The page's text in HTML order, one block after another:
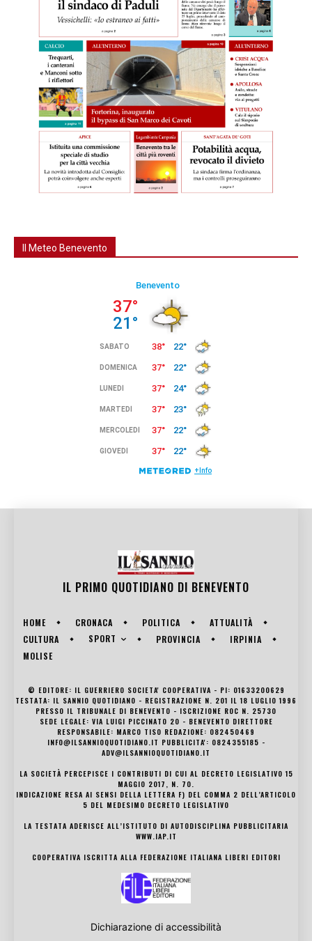
Il Meteo Benevento
IL PRIMO QUOTIDIANO DI BENEVENTO
HOME CRONACA POLITICA
ATTUALITÀ
CULTURA
SPORT PROVINCIA
IRPINIA
MOLISE
© EDITORE: IL GUERRIERO SOCIETA' COOPERATIVA - PI: 01633200629
TESTATA: IL SANNIO QUOTIDIANO - REGISTRAZIONE N. 201 IL 18 LUGLIO 1996
PRESSO IL TRIBUNALE DI BENEVENTO - ISCRIZIONE ROC N. 25730
SEDE LEGALE: VIA LUIGI PICCINATO 20 - BENEVENTO DIRETTORE
RESPONSABILE: MARCO TISO REDAZIONE: 082450469
INFO@ILSANNIOQUOTIDIANO.IT PUBBLICITA': 0824355185 -
ADV@ILSANNIOQUOTIDIANO.IT
LA SOCIETÀ PERCEPISCE I CONTRIBUTI DI CUI AL DECRETO LEGISLATIVO 15
MAGGIO 2017, N. 70.
INDICAZIONE RESA AI SENSI DELLA LETTERA F) DEL COMMA 2 DELL’ARTICOLO
5 DEL MEDESIMO DECRETO LEGISLATIVO
LA TESTATA ADERISCE ALL’ISTITUTO DI AUTODISCIPLINA PUBBLICITARIA
WWW.IAP.IT
COOPERATIVA ISCRITTA ALLA FEDERAZIONE ITALIANA LIBERI EDITORI
Dichiarazione di accessibilità